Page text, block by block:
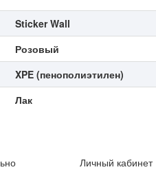
Sticker Wall
Розовый
XPE (пенополиэтилен)
Лак
Личный кабинет